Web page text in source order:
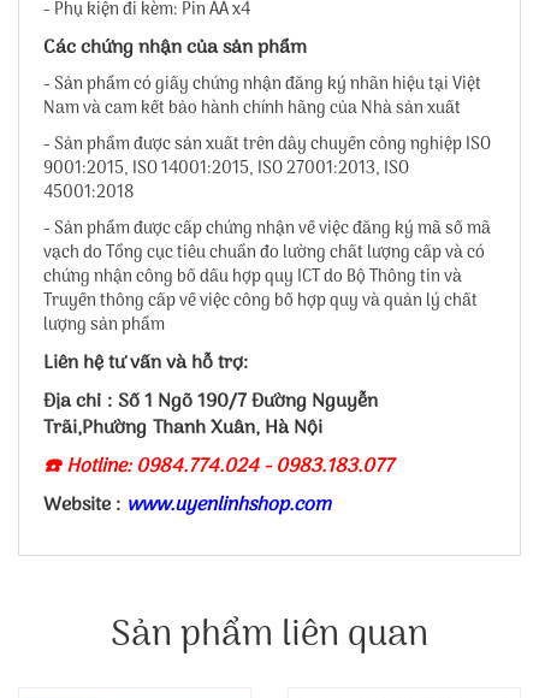
- Phụ kiện đi kèm: Pin AA x4
Các chứng nhận của sản phẩm
- Sản phẩm có giấy chứng nhận đăng ký nhãn hiệu tại Việt
Nam và cam kết bảo hành chính hãng của Nhà sản xuất
- Sản phẩm được sản xuất trên dây chuyền công nghiệp ISO
9001:2015, ISO 14001:2015, ISO 27001:2013, ISO
45001:2018
- Sản phẩm được cấp chứng nhận về việc đăng ký mã số mã
vạch do Tổng cục tiêu chuẩn đo lường chất lượng cấp và có
chứng nhận công bố dấu hợp quy ICT do Bộ Thông tin và
Truyền thông cấp về việc công bố hợp quy và quản lý chất
lượng sản phẩm
Liên hệ tư vấn và hỗ trợ:
Địa chỉ : Số 1 Ngõ 190/7 Đường Nguyễn
Trãi,Phường Thanh Xuân, Hà Nội
☎️ Hotline: 0984.774.024 - 0983.183.077
Website : www.uyenlinhshop.com
Sản phẩm liên quan